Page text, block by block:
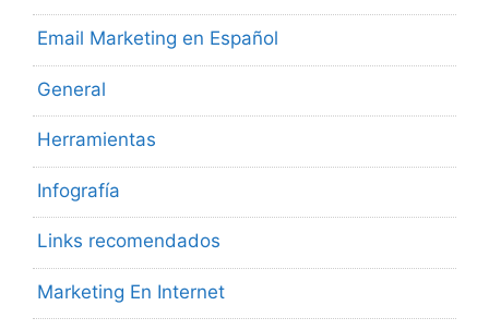
Email Marketing en Español
General
Herramientas
Infografía
Links recomendados
Marketing En Internet